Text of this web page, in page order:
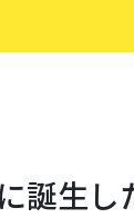
誕生し